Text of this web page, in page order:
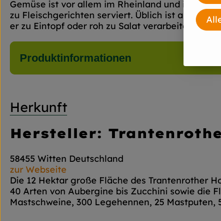
Gemüse ist vor allem im Rheinland und in
zu Fleischgerichten serviert. Üblich ist auch
er zu Eintopf oder roh zu Salat verarbeitet.
Produktinformationen
Herkunft
Hersteller:
58455 Witten Deutschland
zur Webseite
Die 12 Hektar große Fläche des Trantenrother
40 Arten von Aubergine bis Zucchini sowie die
Mastschweine, 300 Legehennen, 25